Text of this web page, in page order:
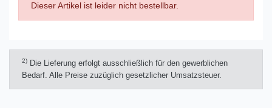
Dieser Artikel ist leider nicht bestellbar.
2) Die Lieferung erfolgt ausschließlich für den gewerblichen
Bedarf. Alle Preise zuzüglich gesetzlicher Umsatzsteuer.